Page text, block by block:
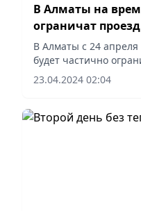
В Алматы на
ограничат
Желтоксан
В Алматы с 24 апреля
будет частично
автотранспорта по
улицы М. Ганди до
23.04.2024 02:04